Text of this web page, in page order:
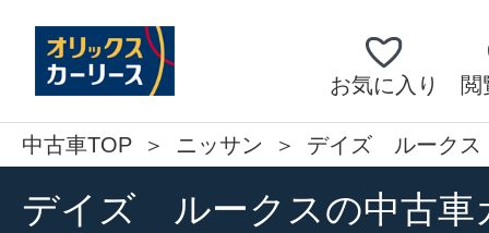
お気に入り 閲
中古車TOP ニッサン デイズ ルークス
デイズ ルークスの中古車